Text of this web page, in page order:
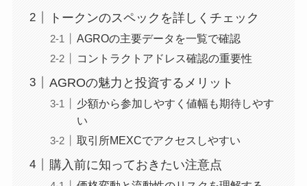
トークンのスペックを詳しくチェック
AGROの主要データを一覧で確認
コントラクトアドレス確認の重要性
AGROの魅力と投資するメリット
少額から参加しやすく値幅も期待しやす
い
取引所MEXCでアクセスしやすい
購入前に知っておきたい注意点